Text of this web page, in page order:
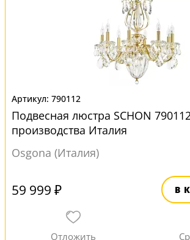
790112
Подвесная люстра SCHON
производства Италия
Osgona (Италия)
59 999 ₽ В